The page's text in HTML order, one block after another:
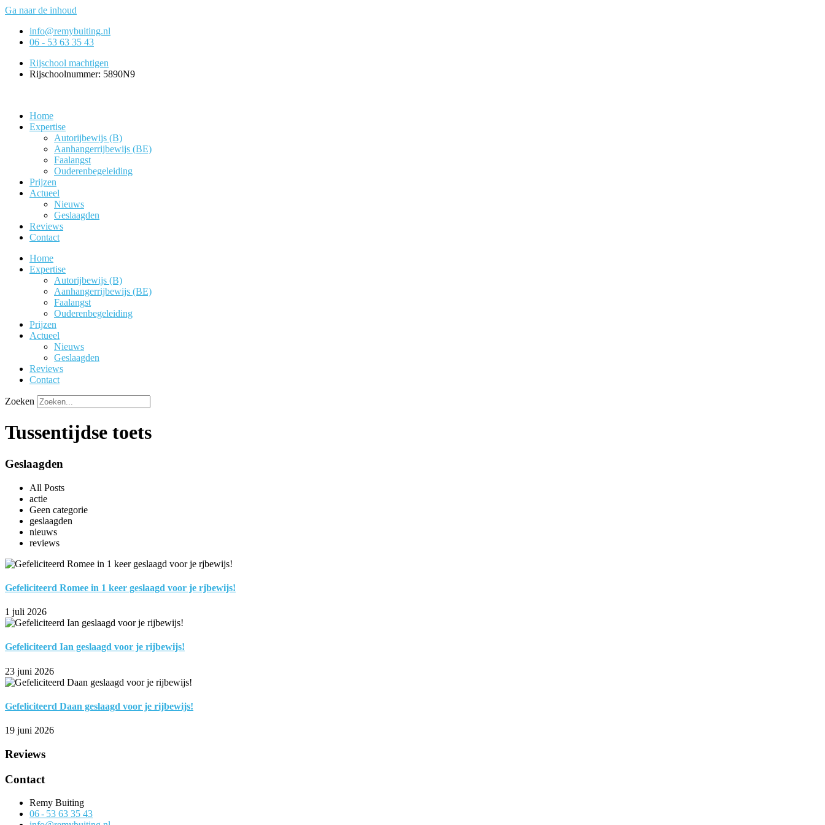
Ga naar de inhoud
info@remybuiting.nl
06 - 53 63 35 43
Rijschool machtigen
Rijschoolnummer: 5890N9
Home
Expertise
Autorijbewijs (B)
Aanhangerrijbewijs (BE)
Faalangst
Ouderenbegeleiding
Prijzen
Actueel
Nieuws
Geslaagden
Reviews
Contact
Home
Expertise
Autorijbewijs (B)
Aanhangerrijbewijs (BE)
Faalangst
Ouderenbegeleiding
Prijzen
Actueel
Nieuws
Geslaagden
Reviews
Contact
Zoeken
Tussentijdse toets
Geslaagden
All Posts
actie
Geen categorie
geslaagden
nieuws
reviews
Gefeliciteerd Romee in 1 keer geslaagd voor je rjbewijs!
1 juli 2026
Gefeliciteerd Ian geslaagd voor je rijbewijs!
23 juni 2026
Gefeliciteerd Daan geslaagd voor je rijbewijs!
19 juni 2026
Reviews
Contact
Remy Buiting
06 - 53 63 35 43